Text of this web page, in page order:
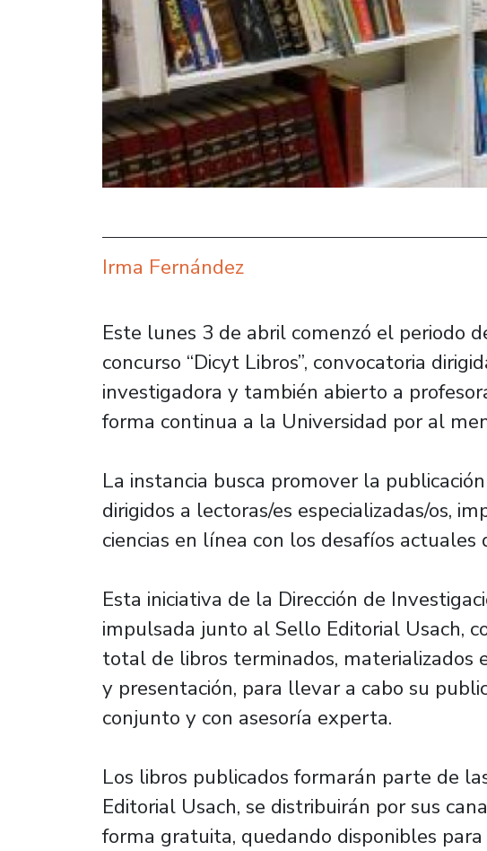
Irma Fernández
Este lunes 3 de abril comenzó el periodo
concurso “Dicyt Libros”, convocatoria
investigadora y también abierto a
forma continua a la Universidad por al
La instancia busca promover la
dirigidos a lectoras/es especializadas/os,
ciencias en línea con los desafíos actuales
Esta iniciativa de la Dirección de
impulsada junto al Sello Editorial Usach,
total de libros terminados, materializados
y presentación, para llevar a cabo su
conjunto y con asesoría experta.
Los libros publicados formarán parte de
Editorial Usach, se distribuirán por sus
forma gratuita, quedando disponibles para